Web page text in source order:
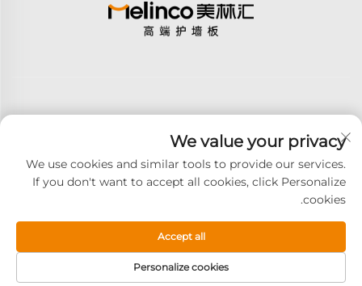
اشترك
We value your privacy
We use cookies and similar tools to provide our services.
If you don't want to accept all cookies, click Personalize
cookies.
Personalize cookies
Accept all